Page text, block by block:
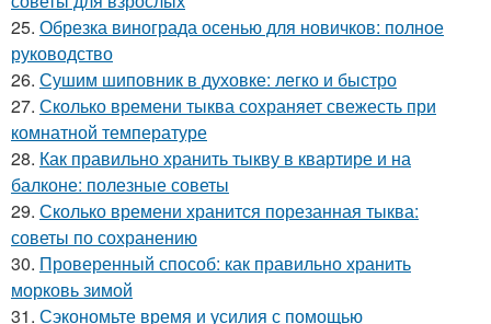
25. Обрезка винограда осенью для новичков: полное
руководство
26. Сушим шиповник в духовке: легко и быстро
27. Сколько времени тыква сохраняет свежесть при
комнатной температуре
28. Как правильно хранить тыкву в квартире и на
балконе: полезные советы
29. Сколько времени хранится порезанная тыква:
советы по сохранению
30. Проверенный способ: как правильно хранить
морковь зимой
31. Сэкономьте время и усилия с помощью